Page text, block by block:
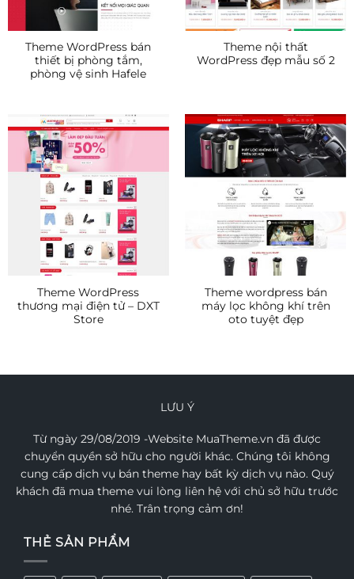
Theme WordPress bán
thiết bị phòng tắm,
phòng vệ sinh Hafele
Theme nội thất
WordPress đẹp mẫu số 2
Theme WordPress
thương mại điện tử – DXT
Store
Theme wordpress bán
máy lọc không khí trên
oto tuyệt đẹp
LƯU Ý
Từ ngày 29/08/2019 -Website MuaTheme.vn đã được
chuyển quyền sở hữu cho người khác. Chúng tôi không
cung cấp dịch vụ bán theme hay bất kỳ dịch vụ nào. Quý
khách đã mua theme vui lòng liên hệ với chủ sở hữu trước
nhé. Trân trọng cảm ơn!
THẺ SẢN PHẨM